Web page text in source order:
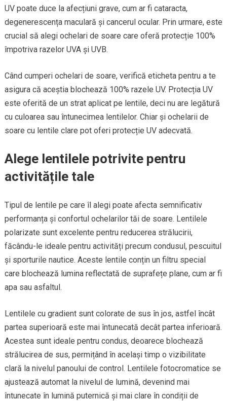
UV poate duce la afecțiuni grave, cum ar fi cataracta,
degenerescența maculară și cancerul ocular. Prin urmare, este
crucial să alegi ochelari de soare care oferă protecție 100%
împotriva razelor UVA și UVB.
Când cumperi ochelari de soare, verifică eticheta pentru a te
asigura că aceștia blochează 100% razele UV. Protecția UV
este oferită de un strat aplicat pe lentile, deci nu are legătură
cu culoarea sau întunecimea lentilelor. Chiar și ochelarii de
soare cu lentile clare pot oferi protecție UV adecvată.
Alege lentilele potrivite pentru
activitățile tale
Tipul de lentile pe care îl alegi poate afecta semnificativ
performanța și confortul ochelarilor tăi de soare. Lentilele
polarizate sunt excelente pentru reducerea strălucirii,
făcându-le ideale pentru activități precum condusul, pescuitul
și sporturile nautice. Aceste lentile conțin un filtru special
care blochează lumina reflectată de suprafețe plane, cum ar fi
apa sau asfaltul.
Lentilele cu gradient sunt colorate de sus în jos, astfel încât
partea superioară este mai întunecată decât partea inferioară.
Acestea sunt ideale pentru condus, deoarece blochează
strălucirea de sus, permițând în același timp o vizibilitate
clară la nivelul panoului de control. Lentilele fotocromatice se
ajustează automat la nivelul de lumină, devenind mai
întunecate în lumină puternică și mai clare în condiții de